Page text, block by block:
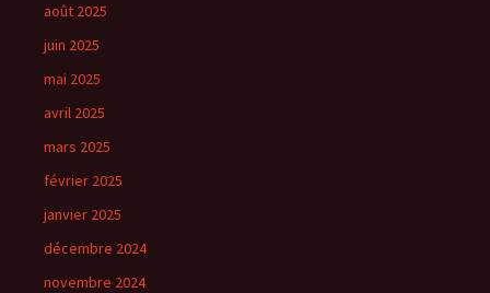
août 2025
juin 2025
mai 2025
avril 2025
mars 2025
février 2025
janvier 2025
décembre 2024
novembre 2024